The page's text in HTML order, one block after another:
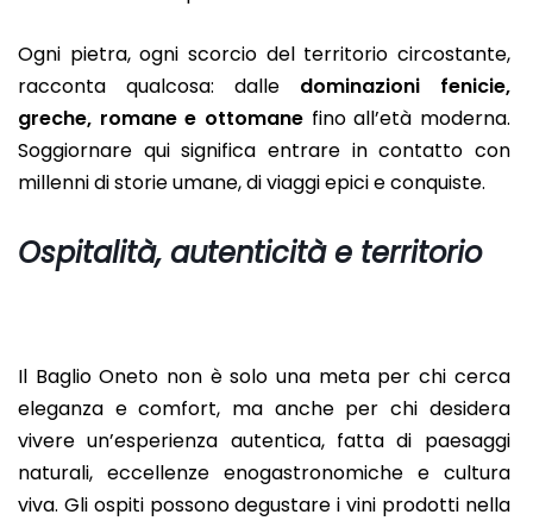
Ogni pietra, ogni scorcio del territorio circostante,
racconta qualcosa: dalle dominazioni fenicie,
greche, romane e ottomanefino all’età moderna.
Soggiornare qui significa entrare in contatto con
millenni di storie umane, di viaggi epici e conquiste.
Ospitalità, autenticità e territorio
Il Baglio Oneto non è solo una meta per chi cerca
eleganza e comfort, ma anche per chi desidera
vivere un’esperienza autentica, fatta di paesaggi
naturali, eccellenze enogastronomiche e cultura
viva. Gli ospiti possono degustare i vini prodotti nella